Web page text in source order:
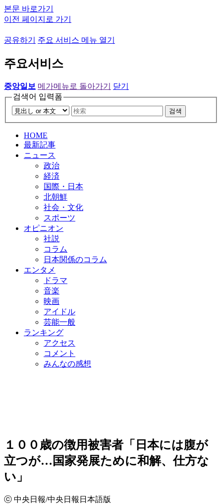
본문 바로가기
이전 페이지로 가기
공유하기 주요 서비스 메뉴 열기
주요서비스
중앙일보 메가메뉴로 돌아가기
닫기
검색어 입력폼
검색
HOME
最新記事
ニュース
政治
経済
国際・日本
北朝鮮
社会・文化
スポーツ
オピニオン
社説
コラム
日本関係のコラム
エンタメ
ドラマ
音楽
映画
アイドル
芸能一般
ランキング
アクセス
コメント
みんなの感想
１００歳の徴用被害者「日本には腹が
立つが…国家発展ために和解、仕方な
い」
ⓒ 中央日報/中央日報日本語版